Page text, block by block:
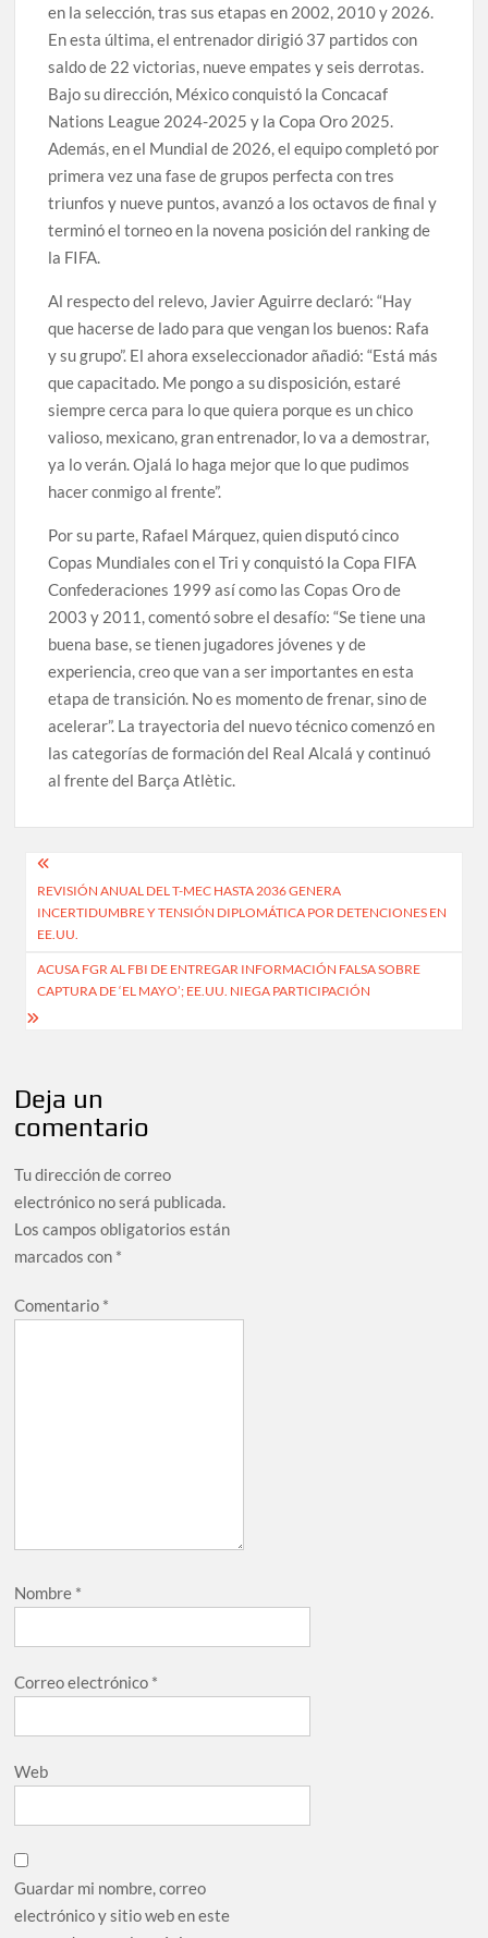
en la selección, tras sus etapas en 2002, 2010 y 2026.
En esta última, el entrenador dirigió 37 partidos con
saldo de 22 victorias, nueve empates y seis derrotas.
Bajo su dirección, México conquistó la Concacaf
Nations League 2024-2025 y la Copa Oro 2025.
Además, en el Mundial de 2026, el equipo completó por
primera vez una fase de grupos perfecta con tres
triunfos y nueve puntos, avanzó a los octavos de final y
terminó el torneo en la novena posición del ranking de
la FIFA.
Al respecto del relevo, Javier Aguirre declaró: “Hay
que hacerse de lado para que vengan los buenos: Rafa
y su grupo”. El ahora exseleccionador añadió: “Está más
que capacitado. Me pongo a su disposición, estaré
siempre cerca para lo que quiera porque es un chico
valioso, mexicano, gran entrenador, lo va a demostrar,
ya lo verán. Ojalá lo haga mejor que lo que pudimos
hacer conmigo al frente”.
Por su parte, Rafael Márquez, quien disputó cinco
Copas Mundiales con el Tri y conquistó la Copa FIFA
Confederaciones 1999 así como las Copas Oro de
2003 y 2011, comentó sobre el desafío: “Se tiene una
buena base, se tienen jugadores jóvenes y de
experiencia, creo que van a ser importantes en esta
etapa de transición. No es momento de frenar, sino de
acelerar”. La trayectoria del nuevo técnico comenzó en
las categorías de formación del Real Alcalá y continuó
al frente del Barça Atlètic.
Navegación
de
entradas
REVISIÓN ANUAL DEL T-MEC HASTA 2036 GENERA
INCERTIDUMBRE Y TENSIÓN DIPLOMÁTICA POR DETENCIONES EN
EE.UU.
ACUSA FGR AL FBI DE ENTREGAR INFORMACIÓN FALSA SOBRE
CAPTURA DE ‘EL MAYO’; EE.UU. NIEGA PARTICIPACIÓN
Deja un
comentario
Tu dirección de correo
electrónico no será publicada.
Los campos obligatorios están
marcados con *
Comentario *
Nombre *
Correo electrónico *
Web
Guardar mi nombre, correo
electrónico y sitio web en este